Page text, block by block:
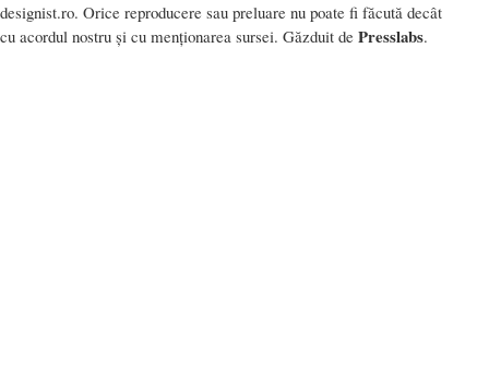
designist.ro. Orice reproducere sau preluare nu poate fi făcută decât
cu acordul nostru și cu menționarea sursei. Găzduit de Presslabs.